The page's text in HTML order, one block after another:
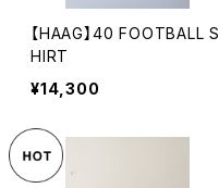
【HAAG】40 FOOTBALL S
HIRT
¥14,300